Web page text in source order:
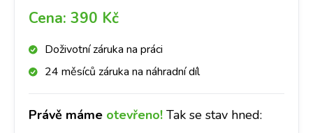
Doporučujeme tedy jejich zálohu.
Cena: 390 Kč
Doživotní záruka na práci
24 měsíců záruka na náhradní díl
Právě máme otevřeno! Tak se stav hned: